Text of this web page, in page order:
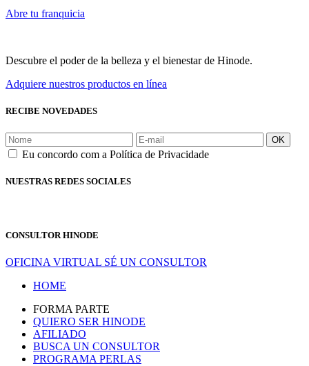
Abre tu franquicia
Descubre el poder de la belleza y el bienestar de Hinode.
Adquiere nuestros productos en línea
RECIBE NOVEDADES
OK
Eu concordo com a Política de Privacidade
NUESTRAS REDES SOCIALES
CONSULTOR HINODE
OFICINA VIRTUAL SÉ UN CONSULTOR
HOME
FORMA PARTE
QUIERO SER HINODE
AFILIADO
BUSCA UN CONSULTOR
PROGRAMA PERLAS